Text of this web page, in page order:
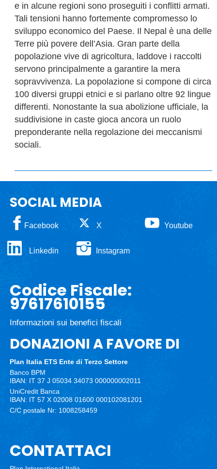
e in alcune regioni sono proseguiti i conflitti armati.
Tali tensioni hanno fortemente compromesso lo
sviluppo economico del Paese. Il Nepal è una delle
Terre più povere dell’Asia. Gran parte della
popolazione vive di agricoltura, laddove i raccolti
servono principalmente a garantire la mera
sopravvivenza. La popolazione si compone di circa
100 diversi gruppi etnici e si parlano oltre 92 lingue
differenti. Nonostante la sua abolizione ufficiale, la
suddivisione in caste gioca ancora un ruolo
preponderante nella regolazione dei meccanismi
sociali.
SOCIAL MEDIA
Facebook X Youtube
Linkedin Instagram
Codice Fiscale:
97617610155
Informazioni sui benefici fiscali
DONAZIONI A FAVORE DI
Plan Italia ETS Ente di Terzo Settore
Banco BPM
IBAN: IT 37 J 05034 34073 000000002011
UniCredit Banca
IBAN: IT 57 X 02008 01600 000102081201
C/C postale Nr: 1008258459
CONTATTACI